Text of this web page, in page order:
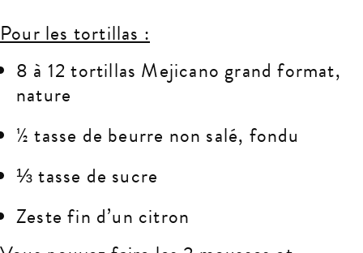
Pour les tortillas :
8 à 12 tortillas Mejicano grand format,
nature
½ tasse de beurre non salé, fondu
⅓ tasse de sucre
Zeste fin d’un citron